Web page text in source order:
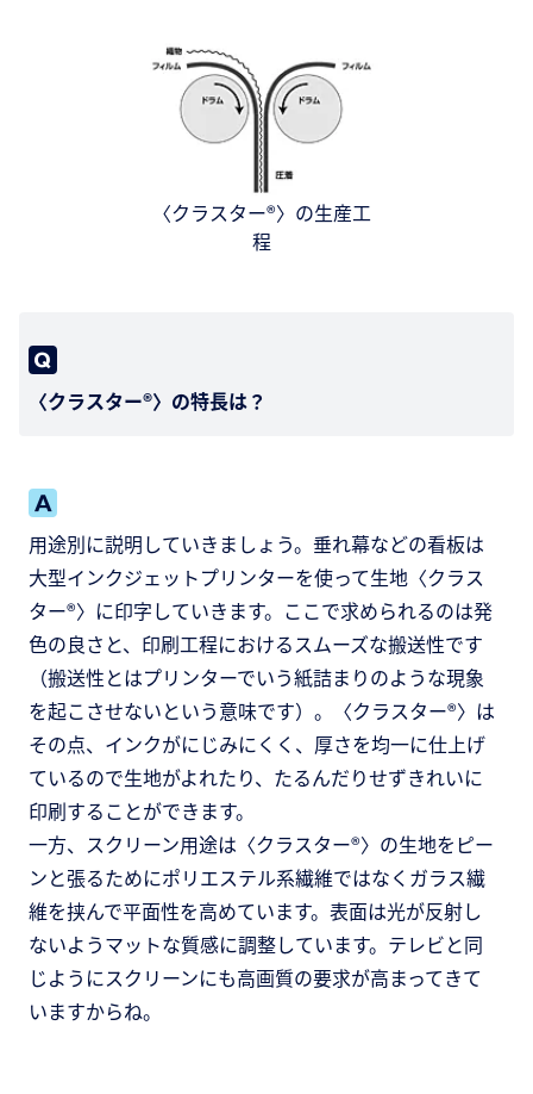
〈クラスター®〉の生産工
程
〈クラスター®〉の特長は？
用途別に説明していきましょう。垂れ幕などの看板は
大型インクジェットプリンターを使って生地〈クラス
ター®〉に印字していきます。ここで求められるのは発
色の良さと、印刷工程におけるスムーズな搬送性です
（搬送性とはプリンターでいう紙詰まりのような現象
を起こさせないという意味です）。〈クラスター®〉は
その点、インクがにじみにくく、厚さを均一に仕上げ
ているので生地がよれたり、たるんだりせずきれいに
印刷することができます。
一方、スクリーン用途は〈クラスター®〉の生地をピー
ンと張るためにポリエステル系繊維ではなくガラス繊
維を挟んで平面性を高めています。表面は光が反射し
ないようマットな質感に調整しています。テレビと同
じようにスクリーンにも高画質の要求が高まってきて
いますからね。